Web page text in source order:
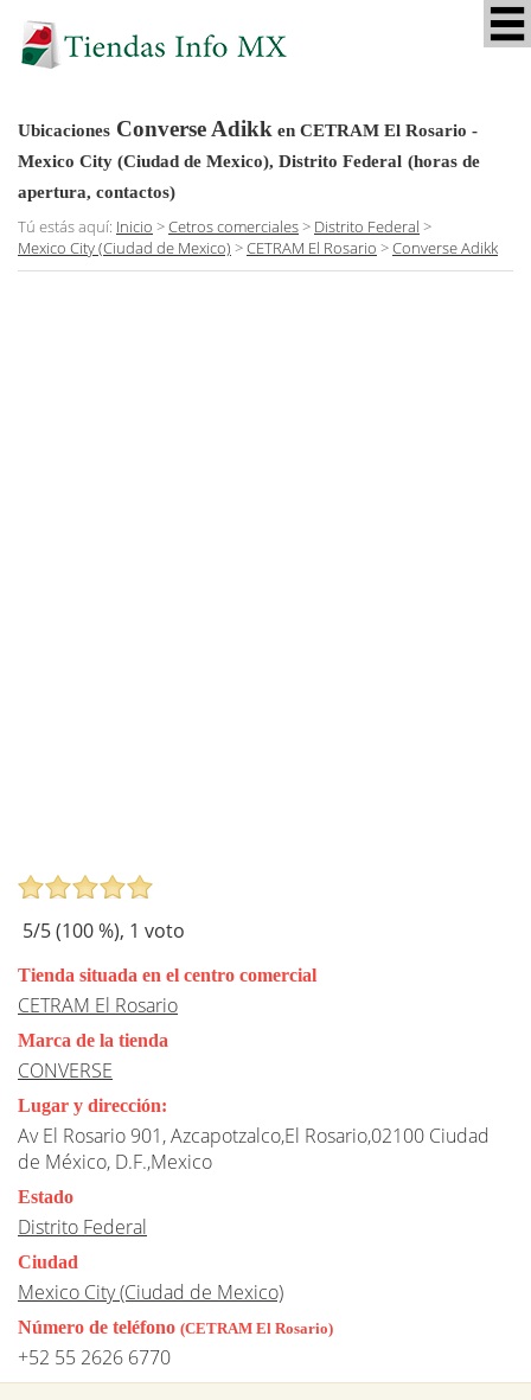
Ubicaciones Converse Adikk en CETRAM El Rosario -
Mexico City (Ciudad de Mexico), Distrito Federal (horas de
apertura, contactos)
Tú estás aquí: Inicio >Cetros comerciales> Distrito Federal >
Mexico City (Ciudad de Mexico) >CETRAM El Rosario >Converse Adikk
5/5 (100%), 1 voto
Tienda situada en el centro comercial
CETRAM El Rosario
Marca de la tienda
CONVERSE
Lugar y dirección:
Av El Rosario 901, Azcapotzalco,El Rosario,02100 Ciudad
de México, D.F.,Mexico
Estado
Distrito Federal
Ciudad
Mexico City (Ciudad de Mexico)
Número de teléfono (CETRAM El Rosario)
+52 55 2626 6770